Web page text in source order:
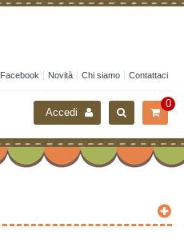
Facebook Novità Chi siamo Contattaci
0
Accedi